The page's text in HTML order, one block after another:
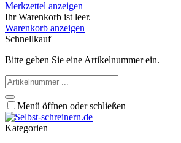
Merkzettel anzeigen
Ihr Warenkorb ist leer.
Warenkorb anzeigen
Schnellkauf
Bitte geben Sie eine Artikelnummer ein.
Menü öffnen oder schließen
Kategorien